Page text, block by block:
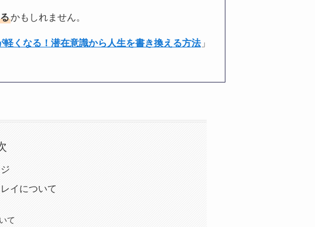
かもしれません。
軽くなる！潜在意識から人生を書き換える方法」
イについて
て